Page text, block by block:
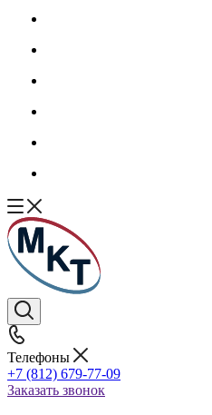
Телефоны
+7 (812) 679-77-09
Заказать звонок